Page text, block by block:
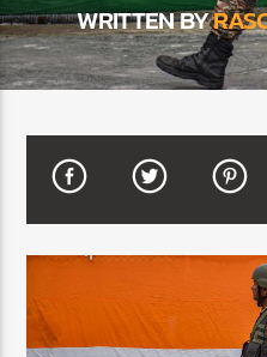
CURRENT TRACK
TITLE
ARTIST
DJ
WRITTEN BY